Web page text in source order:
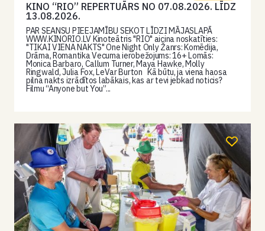
KINO “RIO” REPERTUĀRS NO 07.08.2026. LĪDZ
13.08.2026.
PAR SEANSU PIEEJAMĪBU SEKOT LĪDZI MĀJASLAPĀ
WWW.KINORIO.LV Kinoteātris "RIO" aicina noskatīties:
"TIKAI VIENA NAKTS" One Night Only Žanrs: Komēdija,
Drāma, Romantika Vecuma ierobežojums: 16+ Lomās:
Monica Barbaro, Callum Turner, Maya Hawke, Molly
Ringwald, Julia Fox, LeVar Burton Kā būtu, ja viena haosa
pilna nakts izrādītos labākais, kas ar tevi jebkad noticis?
Filmu “Anyone but You”...